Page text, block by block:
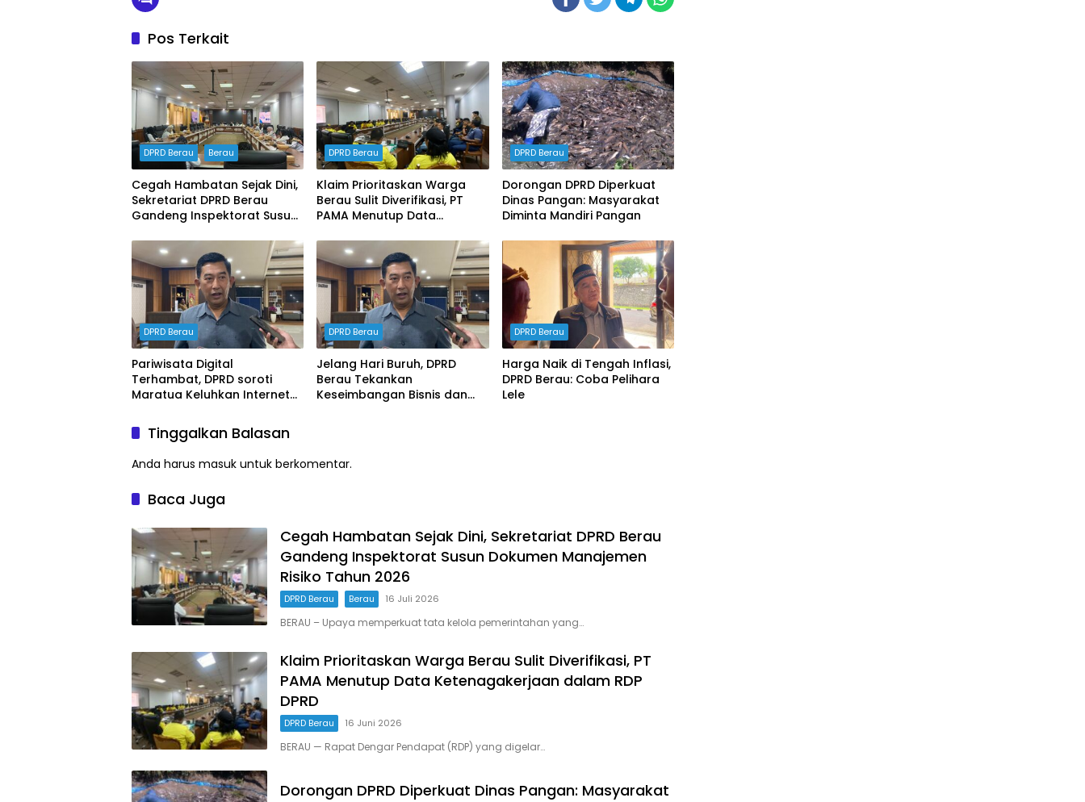
Pos Terkait
DPRD Berau Berau
Cegah Hambatan Sejak Dini,
Sekretariat DPRD Berau
Gandeng Inspektorat Susun
Tahun 2026
DPRD Berau
Klaim Prioritaskan Warga
Berau Sulit Diverifikasi, PT
PAMA Menutup Data
DPRD
DPRD Berau
Dorongan DPRD Diperkuat
Dinas Pangan: Masyarakat
Diminta Mandiri Pangan
DPRD Berau
Pariwisata Digital
Terhambat, DPRD soroti
Maratua Keluhkan Internet
DPRD Berau
Jelang Hari Buruh, DPRD
Berau Tekankan
Keseimbangan Bisnis dan
DPRD Berau
Harga Naik di Tengah Inflasi,
DPRD Berau: Coba Pelihara
Lele
Tinggalkan Balasan
Anda harus masuk untuk berkomentar.
Baca Juga
Cegah Hambatan Sejak Dini, Sekretariat DPRD Berau
Gandeng Inspektorat Susun Dokumen Manajemen
Risiko Tahun 2026
DPRD Berau Berau 16 Juli 2026
BERAU – Upaya memperkuat tata kelola pemerintahan yang…
Klaim Prioritaskan Warga Berau Sulit Diverifikasi, PT
PAMA Menutup Data Ketenagakerjaan dalam RDP
DPRD
DPRD Berau 16 Juni 2026
BERAU — Rapat Dengar Pendapat (RDP) yang digelar…
Dorongan DPRD Diperkuat Dinas Pangan: Masyarakat